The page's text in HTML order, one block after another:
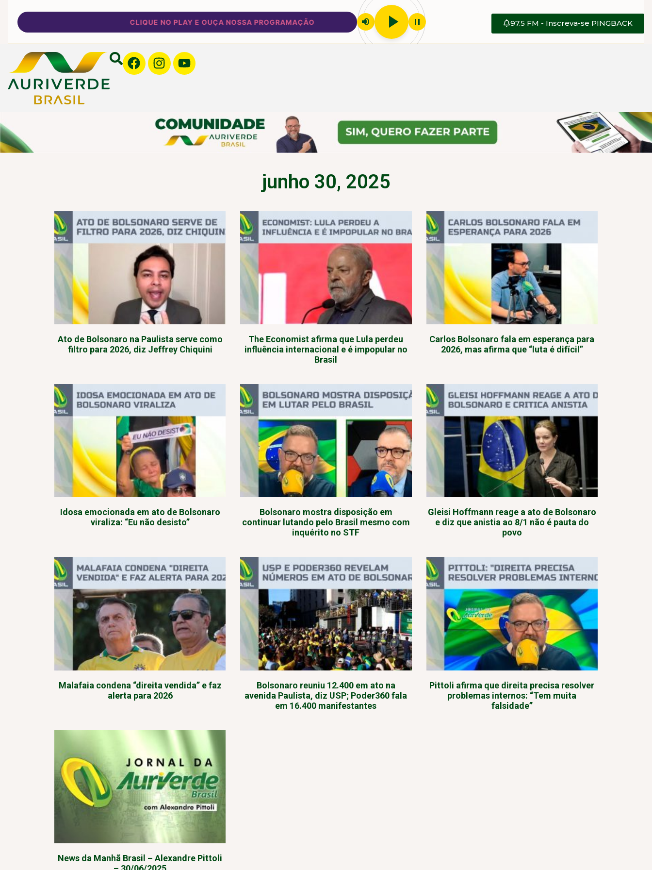
CLIQUE NO PLAY E OUÇA NOSSA PROGRAMAÇÃO volume_up play_arrow pause 97.5 FM - Inscreva-se PINGBACK
junho 30, 2025
Ato de Bolsonaro na Paulista serve como
filtro para 2026, diz Jeffrey Chiquini
The Economist afirma que Lula perdeu
influência internacional e é impopular no
Brasil
Carlos Bolsonaro fala em esperança para
2026, mas afirma que “luta é difícil”
Idosa emocionada em ato de Bolsonaro
viraliza: “Eu não desisto”
Bolsonaro mostra disposição em
continuar lutando pelo Brasil mesmo com
inquérito no STF
Gleisi Hoffmann reage a ato de Bolsonaro
e diz que anistia ao 8/1 não é pauta do
povo
Malafaia condena “direita vendida” e faz
alerta para 2026
Bolsonaro reuniu 12.400 em ato na
avenida Paulista, diz USP; Poder360 fala
em 16.400 manifestantes
Pittoli afirma que direita precisa resolver
problemas internos: “Tem muita
falsidade”
News da Manhã Brasil – Alexandre Pittoli